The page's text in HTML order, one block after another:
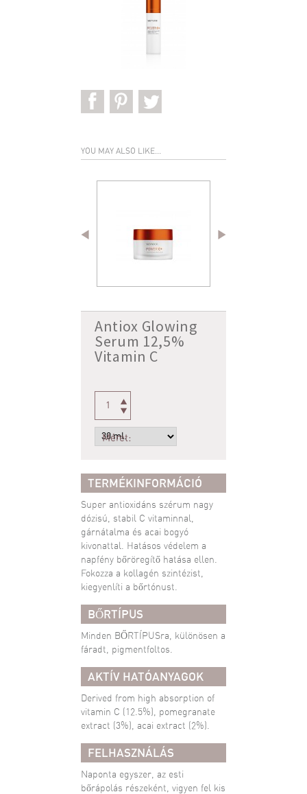
YOU MAY ALSO LIKE...
Antiox Glowing
Serum 12,5%
Vitamin C
Méret:
TERMÉKINFORMÁCIÓ
Super antioxidáns szérum nagy
dózisú, stabil C vitaminnal,
gárnátalma és acai bogyó
kivonattal. Hatásos védelem a
napfény bőröregítő hatása ellen.
Fokozza a kollagén szintézist,
kiegyenlíti a bőrtónust.
BŐRTÍPUS
Minden BŐRTÍPUSra, különösen a
fáradt, pigmentfoltos.
AKTÍV HATÓANYAGOK
Derived from high absorption of
vitamin C (12.5%), pomegranate
extract (3%), acai extract (2%).
FELHASZNÁLÁS
Naponta egyszer, az esti
bőrápolás részeként, vigyen fel kis